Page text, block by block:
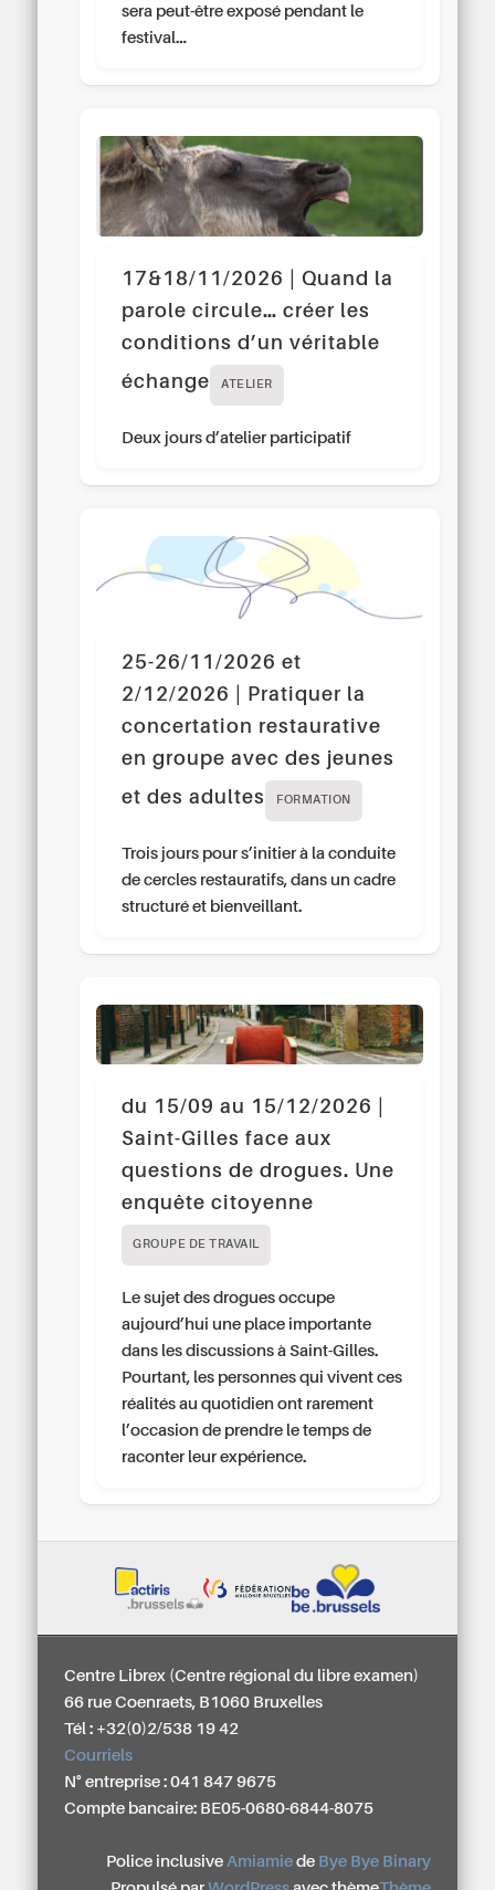
sera peut-être exposé pendant le
festival…
17&18/11/2026 | Quand la
parole circule… créer les
conditions d’un véritable
échange
ATELIER
Deux jours d’atelier participatif
25-26/11/2026 et
2/12/2026 | Pratiquer la
concertation restaurative
en groupe avec des jeunes
et des adultes
FORMATION
Trois jours pour s’initier à la conduite
de cercles restauratifs, dans un cadre
structuré et bienveillant.
du 15/09 au 15/12/2026 |
Saint-Gilles face aux
questions de drogues. Une
enquête citoyenne
GROUPE DE TRAVAIL
Le sujet des drogues occupe
aujourd’hui une place importante
dans les discussions à Saint-Gilles.
Pourtant, les personnes qui vivent ces
réalités au quotidien ont rarement
l’occasion de prendre le temps de
raconter leur expérience.
Centre Librex (Centre régional du libre examen)
66 rue Coenraets, B1060 Bruxelles
Tél : +32(0)2/538 19 42
Courriels
N° entreprise : 041 847 9675
Compte bancaire: BE05-0680-6844-8075
Police inclusive Amiamiede Bye Bye Binary